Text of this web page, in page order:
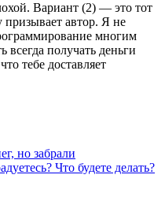
Вариант (2) — это тот
призывает автор. Я не
многим
всегда получать деньги
тебе доставляет
но забрали
Что будете делать?